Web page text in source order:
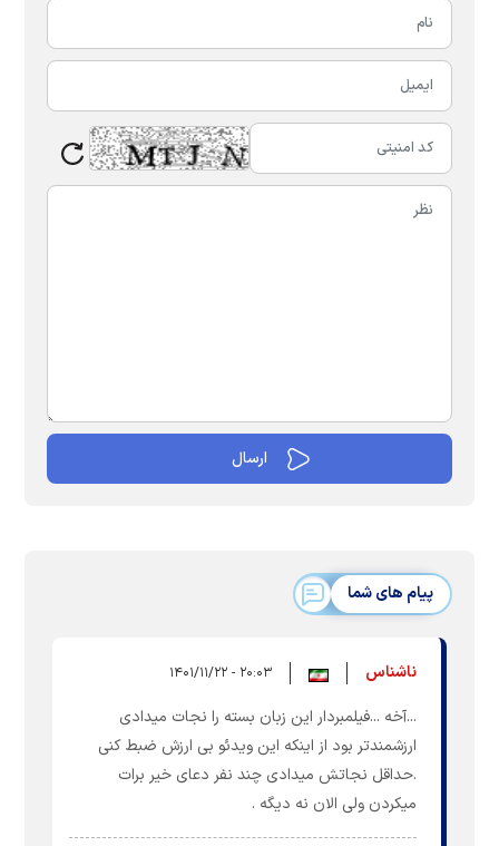
پیام های شما
ناشناس ۲۰:۰۳ - ۱۴۰۱/۱۱/۲۲
...آخه ...فیلمبردار این زبان بسته را نجات میدادی
ارزشمندتر بود از اینکه این ویدئو بی ارزش ضبط کنی
.حداقل نجاتش میدادی چند نفر دعای خیر برات
میکردن ولی الان نه دیگه .